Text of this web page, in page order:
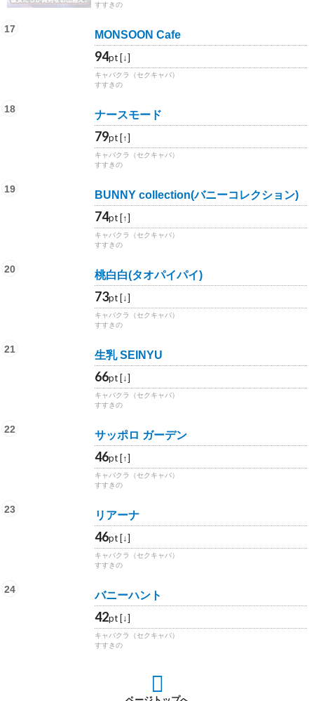
すすきの
MONSOON Cafe
94pt [↓]
キャバクラ（セクキャバ）
すすきの
17
ナースモード
79pt [↑]
キャバクラ（セクキャバ）
すすきの
18
BUNNY collection(バニーコレクション)
74pt [↑]
キャバクラ（セクキャバ）
すすきの
19
桃白白(タオパイパイ)
73pt [↓]
キャバクラ（セクキャバ）
すすきの
20
生乳 SEINYU
66pt [↓]
キャバクラ（セクキャバ）
すすきの
21
サッポロ ガーデン
46pt [↑]
キャバクラ（セクキャバ）
すすきの
22
リアーナ
46pt [↓]
キャバクラ（セクキャバ）
すすきの
23
バニーハント
42pt [↓]
キャバクラ（セクキャバ）
すすきの
24